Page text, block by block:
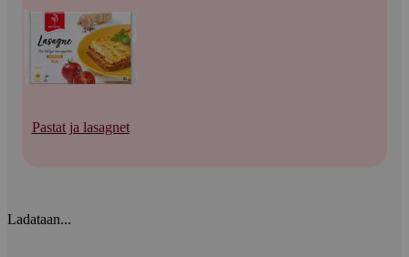
Pastat ja lasagnet
Ladataan...